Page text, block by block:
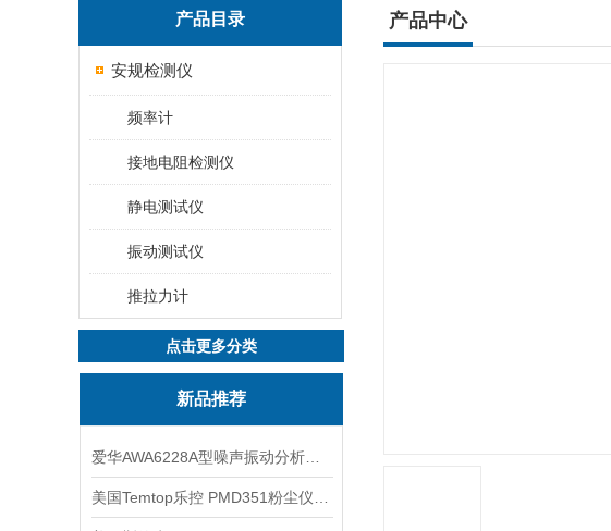
产品目录
安规检测仪
频率计
接地电阻检测仪
静电测试仪
振动测试仪
推拉力计
点击更多分类
新品推荐
产品中心